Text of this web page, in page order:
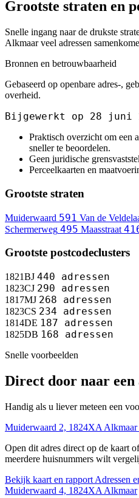
Grootste straten en
Snelle ingang naar de drukste
Alkmaar veel adressen
Bronnen en betrouwbaarheid
Gebaseerd op openbare adres-,
overheid.
Bijgewerkt op 28 juni
Praktisch overzicht om een
sneller te beoordelen.
Geen juridische
Perceelkaarten en
Grootste straten
Muiderwaard 591 Van de
Schermerweg 495 Maasstraat
Grootste postcodeclusters
1821BJ 440 adressen
1823CJ 290 adressen
1817MJ 268 adressen
1823CS 234 adressen
1814DE 187 adressen
1825DB 168 adressen
Snelle voorbeelden
Direct door naar een
Handig als u liever meteen een
Muiderwaard 2, 1824XA
Open dit adres direct op de kaart
meerdere huisnummers wilt
Bekijk kaart en rapport Adressen
Muiderwaard 4, 1824XA Alkmaar